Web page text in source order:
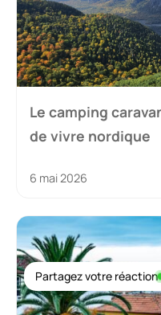
Le camping
de vivre nordique
6 mai 2026
Partagez votre réaction